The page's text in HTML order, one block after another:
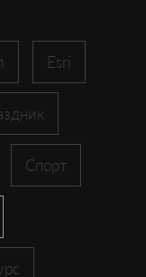
Esri
Спорт